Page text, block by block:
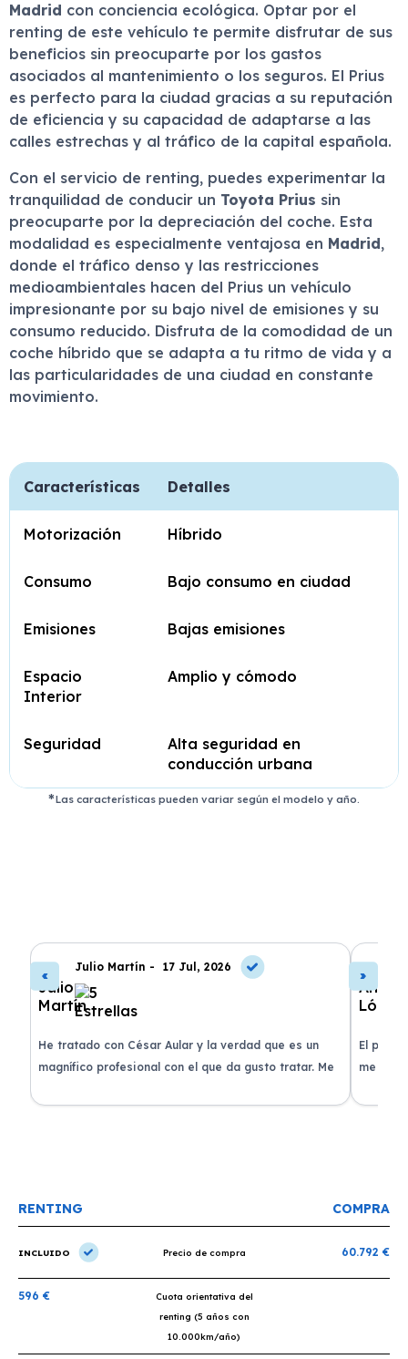
Madrid con conciencia ecológica. Optar por el
renting de este vehículo te permite disfrutar de sus
beneficios sin preocuparte por los gastos
asociados al mantenimiento o los seguros. El Prius
es perfecto para la ciudad gracias a su reputación
de eficiencia y su capacidad de adaptarse a las
calles estrechas y al tráfico de la capital española.
Con el servicio de renting, puedes experimentar la
tranquilidad de conducir un Toyota Prius sin
preocuparte por la depreciación del coche. Esta
modalidad es especialmente ventajosa en Madrid,
donde el tráfico denso y las restricciones
medioambientales hacen del Prius un vehículo
impresionante por su bajo nivel de emisiones y su
consumo reducido. Disfruta de la comodidad de un
coche híbrido que se adapta a tu ritmo de vida y a
las particularidades de una ciudad en constante
movimiento.
Características Detalles
Motorización Híbrido
Consumo Bajo consumo en ciudad
Emisiones Bajas emisiones
Espacio
Interior
Amplio y cómodo
Seguridad
Alta seguridad en
conducción urbana
Las características pueden variar según el modelo y año.
Julio Martín - 17 Jul, 2026
He tratado con César Aular y la verdad que es un
magnífico profesional con el que da gusto tratar. Me
recomiendo un montón, muchas gracias!
El
me
plazo
RENTING COMPRA
INCLUIDO Precio de compra 60.792 €
596 €
Cuota orientativa del
renting (5 años con
10.000km/año)